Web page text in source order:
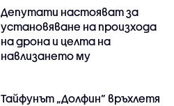
Депутати настояват за
установяване на произхода
на дрона и целта на
навлизането му
Тайфунът „Долфин” връхлетя